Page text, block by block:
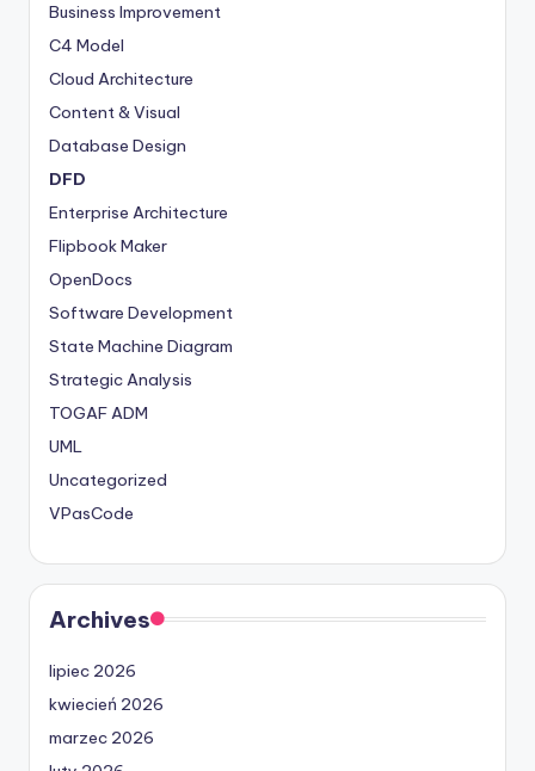
Business Improvement
C4 Model
Cloud Architecture
Content & Visual
Database Design
DFD
Enterprise Architecture
Flipbook Maker
OpenDocs
Software Development
State Machine Diagram
Strategic Analysis
TOGAF ADM
UML
Uncategorized
VPasCode
Archives
lipiec 2026
kwiecień 2026
marzec 2026